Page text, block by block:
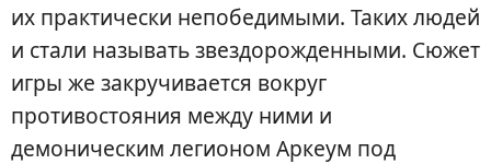
их практически непобедимыми. Таких людей
и стали называть звездорожденными. Сюжет
игры же закручивается вокруг
противостояния между ними и
демоническим легионом Аркеум под